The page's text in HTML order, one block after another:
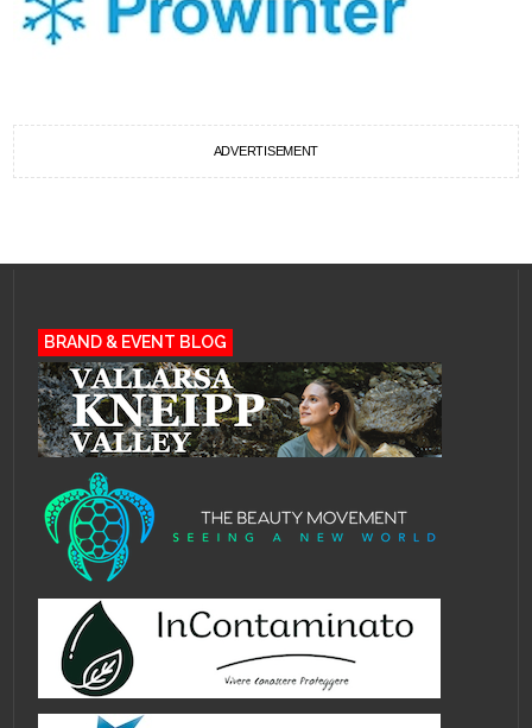
ADVERTISEMENT
BRAND & EVENT BLOG